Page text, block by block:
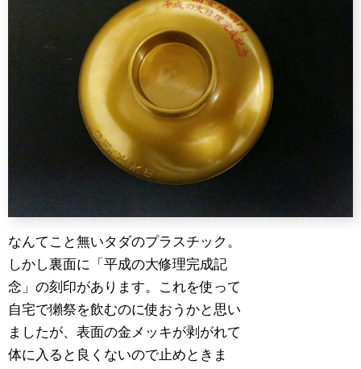
なんてこと無いタダのプラスチック。
しかし裏面に「平成の大修理完成記
念」の刻印があります。これを使って
自宅で獺祭を飲むのに使おうかと思い
ましたが、表面の金メッキが剥がれて
体に入ると良くないので止めときま